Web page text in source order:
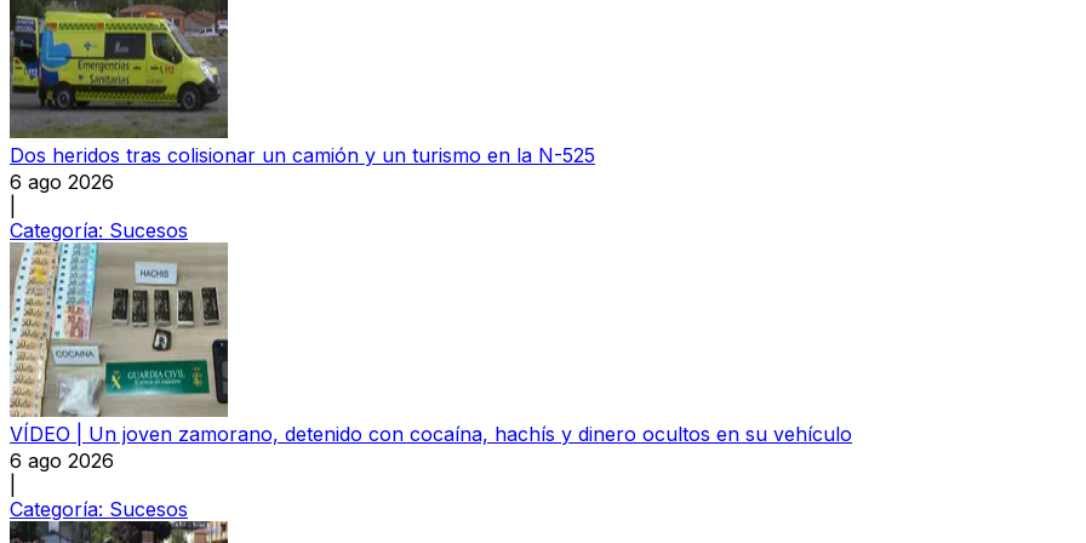
Dos heridos tras colisionar un camión y un turismo en la N-525
6 ago 2026
Categoría: Sucesos
VÍDEO | Un joven zamorano, detenido con cocaína, hachís y dinero ocultos en su vehículo
6 ago 2026
Categoría: Sucesos